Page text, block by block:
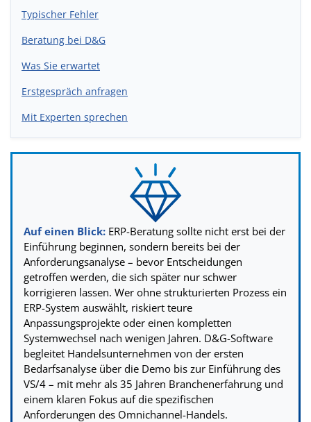
Typischer Fehler
Beratung bei D&G
Was Sie erwartet
Erstgespräch anfragen
Mit Experten sprechen
Auf einen Blick: ERP-Beratung sollte nicht erst bei der
Einführung beginnen, sondern bereits bei der
Anforderungsanalyse – bevor Entscheidungen
getroffen werden, die sich später nur schwer
korrigieren lassen. Wer ohne strukturierten Prozess ein
ERP-System auswählt, riskiert teure
Anpassungsprojekte oder einen kompletten
Systemwechsel nach wenigen Jahren. D&G-Software
begleitet Handelsunternehmen von der ersten
Bedarfsanalyse über die Demo bis zur Einführung des
VS/4 – mit mehr als 35 Jahren Branchenerfahrung und
einem klaren Fokus auf die spezifischen
Anforderungen des Omnichannel-Handels.